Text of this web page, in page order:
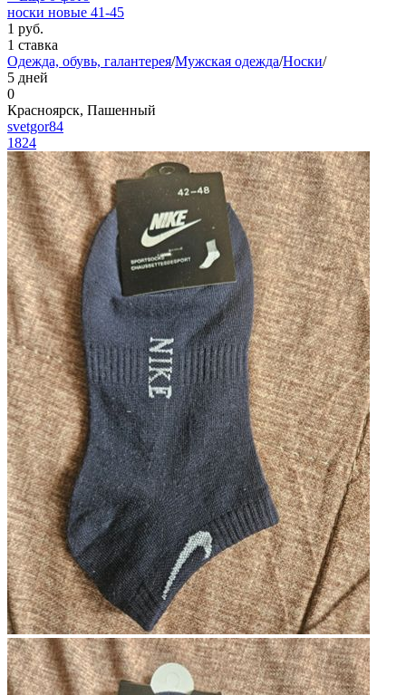
носки новые 41-45
1 руб.
1 ставка
Одежда, обувь, галантерея/Мужская одежда/Носки/
5 дней
0
Красноярск, Пашенный
svetgor84
1824